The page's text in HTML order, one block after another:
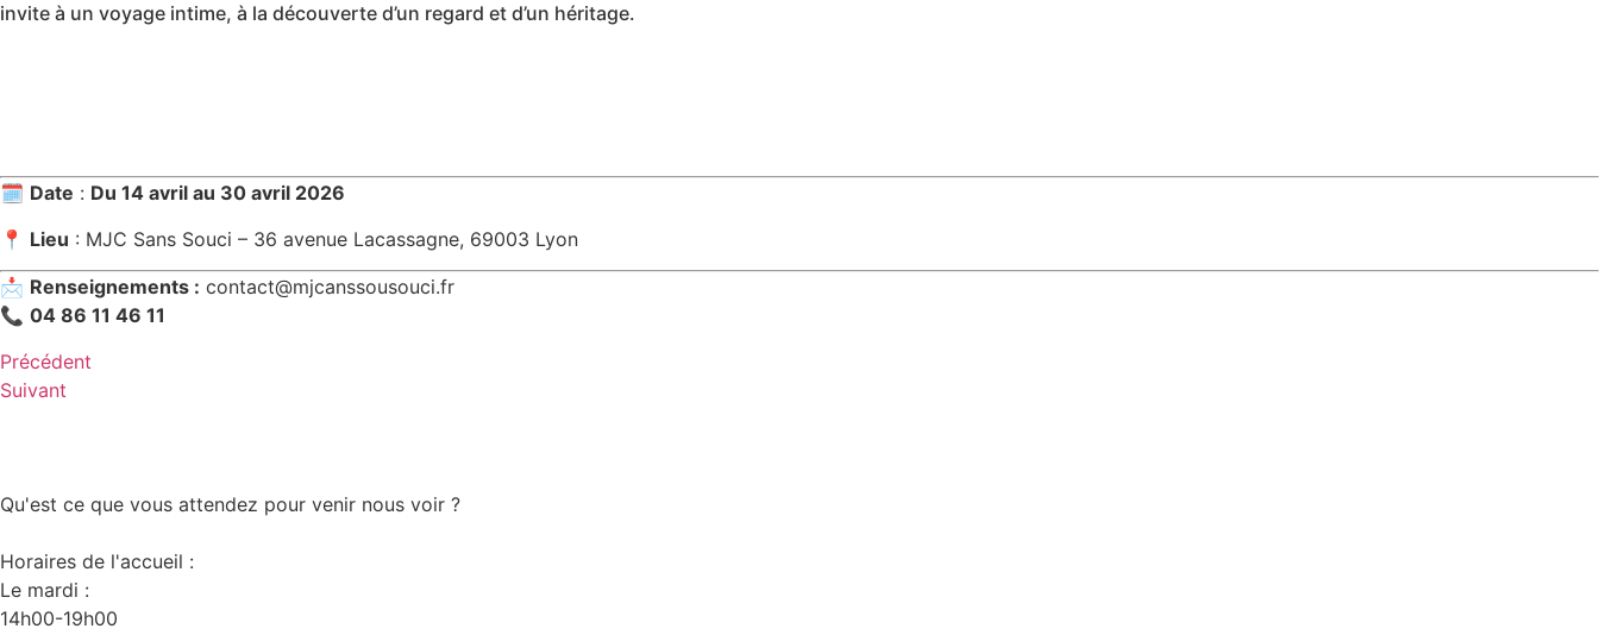
invite à un voyage intime, à la découverte d’un regard et d’un héritage.
🗓 Date : Du 14 avril au 30 avril 2026
📍 Lieu : MJC Sans Souci – 36 avenue Lacassagne, 69003 Lyon
📩 Renseignements : contact@mjcanssousouci.fr
📞 04 86 11 46 11
Précédent
Suivant
Qu'est ce que vous attendez pour venir nous voir ?
Horaires de l'accueil :
Le mardi :
14h00-19h00